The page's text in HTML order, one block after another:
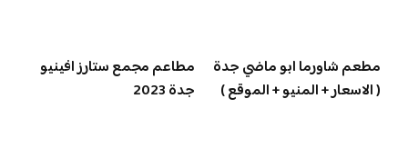
مطعم شاورما ابو ماضي جدة
( الاسعار + المنيو + الموقع )
مطاعم مجمع ستارز افينيو
جدة 2023